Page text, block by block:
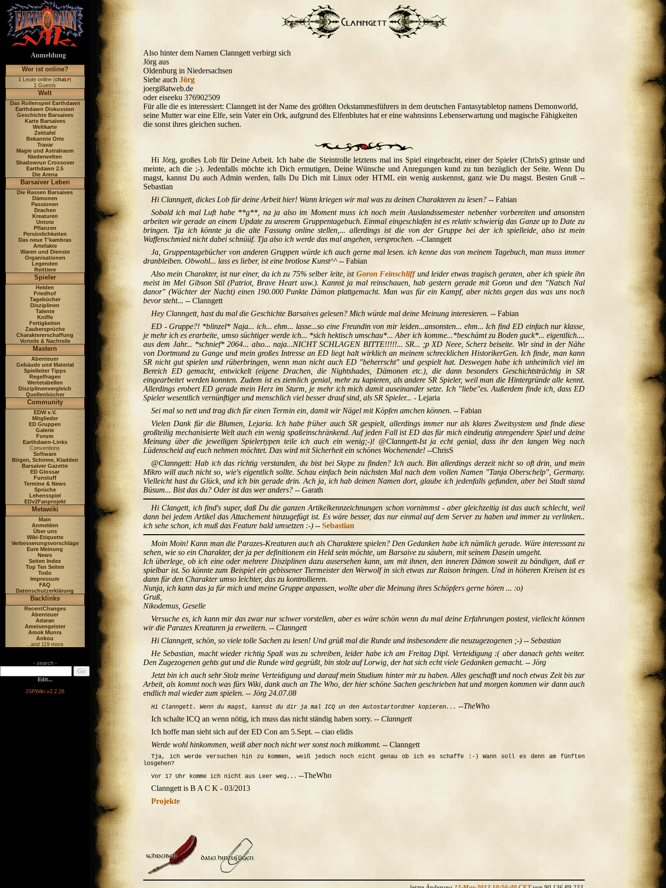
Anmeldung
Wer ist online?
1 Leute online (chat )
1 Guests
Welt
Das Rollenspiel Earthdawn
Earthdawn Diskussion
Geschichte Barsaives
Karte Barsaives
Weltkarte
Zeittafel
Bekannte Orte
Travar
Magie und Astralraum
Niederwelten
Shadowrun Crossover
Earthdawn 2.5
Die Arena
Barsaiver Leben
Die Rassen Barsaives
Dämonen
Passionen
Drachen
Kreaturen
Untote
Pflanzen
Persönlichkeiten
Das neue T'kambras
Artefakte
Waren und Dienste
Organisationen
Legenden
Reittiere
Spieler
Helden
Friedhof
Tagebücher
Disziplinen
Talente
Kniffe
Fertigkeiten
Zaubersprüche
Charaktererschaffung
Vorteile & Nachteile
Mastern
Abenteuer
Gebäude und Material
Spielleiter Tipps
Regelfragen
Wertetabellen
Disziplinenvergleich
Quellenbücher
Community
EDW e.V.
Mitglieder
ED Gruppen
Galerie
Forum
Earthdawn-Links
Conventions
Software
Bögen, Schirme, Kladden
Barsaiver Gazette
ED Glossar
Funstuff
Termine & News
Sprüche
Lehensspiel
EDv2Fanprojekt
Metawiki
Main
Anmelden
Über uns
Wiki-Etiquette
Verbesserungsvorschläge
Eure Meinung
News
Seiten Index
Top Ten Seiten
Todo
Impressum
FAQ
Datenschutzerklärung
Backlinks
RecentChanges
Abenteuer
Adaran
Ameisengeister
Amok Munra
Ankou
...and 119 more
- search -
Edit...
JSPWiki v2.2.28
Also hinter dem Namen Clanngett verbirgt sich
Jörg aus
Oldenburg in Niedersachsen
Siehe auch Jörg
joergi8atweb.de
oder eiseeku 376902509
Für alle die es interessiert: Clanngett ist der Name des größten Orkstammesführers in dem deutschen Fantasytabletop namens Demonworld,
seine Mutter war eine Elfe, sein Vater ein Ork, aufgrund des Elfenblutes hat er eine wahnsinns Lebenserwartung und magische Fähigkeiten
die sonst ihres gleichen suchen.
Hi Jörg, großes Lob für Deine Arbeit. Ich habe die Steintrolle letztens mal ins Spiel eingebracht, einer der Spieler (ChrisS) grinste und
meinte, ach die ;-). Jedenfalls möchte ich Dich ermutigen, Deine Wünsche und Anregungen kund zu tun bezüglich der Seite. Wenn Du
magst, kannst Du auch Admin werden, falls Du Dich mit Linux oder HTML ein wenig auskennst, ganz wie Du magst. Besten Gruß --
Sebastian
Hi Clanngett, dickes Lob für deine Arbeit hier! Wann kriegen wir mal was zu deinen Charakteren zu lesen? -- Fabian
Sobald ich mal Luft habe **g**, na ja also im Moment muss ich noch mein Auslandssemester nebenher vorbereiten und ansonsten
arbeiten wir gerade an einem Update zu unserem Gruppentagebuch. Einmal eingeschlafen ist es relativ schwierig das Ganze up to Date zu
bringen. Tja ich könnte ja die alte Fassung online stellen,... allerdings ist die von der Gruppe bei der ich spielleide, also ist mein
Waffenschmied nicht dabei schnüüf. Tja also ich werde das mal angehen, versprochen. --Clanngett
Ja, Gruppentagebücher von anderen Gruppen würde ich auch gerne mal lesen. ich kenne das von meinem Tagebuch, man muss immer
dranbleiben. Obwohl... lass es lieber, ist eine brotlose Kunst^^-- Fabian
Also mein Charakter, ist nur einer, da ich zu 75% selber leite, ist Goron Feinschliffund leider etwas tragisch geraten, aber ich spiele ihn
meist im Mel Gibson Stil (Patriot, Brave Heart usw.). Kannst ja mal reinschauen, hab gestern gerade mit Goron und den "Natsch Nal
danor" (Wächter der Nacht) einen 190.000 Punkte Dämon plattgemacht. Man was für ein Kampf, aber nichts gegen das was uns noch
bevor steht... -- Clanngett
Hey Clanngett, hast du mal die Geschichte Barsaives gelesen? Mich würde mal deine Meinung interesieren. -- Fabian
ED - Gruppe?! *blinzel* Naja... ich... ehm... lasse...so eine Freundin von mir leiden...ansonsten... ehm... Ich find ED einfach nur klasse,
je mehr ich es erarbeite, umso süchtiger werde ich... *sich hektisch umschau*... Aber ich komme...*beschämt zu Boden guck*... eigentlich....
aus dem Jahr... *schnief* 2064... also... naja...NICHT SCHLAGEN BITTE!!!!!... SR... ;p XD Neee, Scherz beiseite. Wir sind in der Nähe
von Dortmund zu Gange und mein großes Intresse an ED liegt halt wirklich an meinem schrecklichen HistorikerGen. Ich finde, man kann
SR nicht gut spielen und rüberbringen, wenn man nicht auch ED "beherrscht" und gespielt hat. Deswegen habe ich unheimlich viel im
Bereich ED gemacht, entwickelt (eigene Drachen, die Nightshades, Dämonen etc.), die dann besonders Geschichtsträchtig in SR
eingearbeitet werden konnten. Zudem ist es ziemlich genial, mehr zu kapieren, als andere SR Spieler, weil man die Hintergründe alle kennt.
Allerdings erobert ED gerade mein Herz im Sturm, je mehr ich mich damit auseinander setze. Ich "liebe"es. Außerdem finde ich, dass ED
Spieler wesentlich vernünftiger und menschlich viel besser drauf sind, als SR Spieler... - Lejaria
Sei mal so nett und trag dich für einen Termin ein, damit wir Nägel mit Köpfen amchen können. -- Fabian
Vielen Dank für die Blumen, Lejaria. Ich habe früher auch SR gespielt, allerdings immer nur als klares Zweitsystem und finde diese
großteilig mechanisierte Welt auch ein wenig spaßeinschränkend. Auf jeden Fall ist ED das für mich eindeutig anregendere Spiel und deine
Meinung über die jeweiligen Spielertypen teile ich auch ein wenig;-)! @Clanngett-Ist ja echt genial, dass ihr den langen Weg nach
Lüdenscheid auf euch nehmen möchtet. Das wird mit Sicherheit ein schönes Wochenende! --ChrisS
@Clanngett: Hab ich das richtig verstanden, du bist bei Skype zu finden? Ich auch. Bin allerdings derzeit nicht so oft drin, und mein
Mikro will auch nicht so, wie's eigentlich sollte. Schau einfach bein nächsten Mal nach dem vollen Namen "Tanja Oberschelp", Germany.
Vielleicht hast du Glück, und ich bin gerade drin. Ach ja, ich hab deinen Namen dort, glaube ich jedenfalls gefunden, aber bei Stadt stand
Büsum... Bist das du? Oder ist das wer anders? -- Garath
Hi Clangett, ich find's super, daß Du die ganzen Artikelkennzeichnungen schon vornimmst - aber gleichzeitig ist das auch schlecht, weil
dann bei jedem Artikel das Attachement hinzugefügt ist. Es wäre besser, das nur einmal auf dem Server zu haben und immer zu verlinken..
ich sehe schon, ich muß das Feature bald umsetzen :-) -- Sebastian
Moin Moin! Kann man die Parazes-Kreaturen auch als Charaktere spielen? Den Gedanken habe ich nämlich gerade. Wäre interessant zu
sehen, wie so ein Charakter, der ja per definitionem ein Held sein möchte, um Barsaive zu säubern, mit seinem Dasein umgeht.
Ich überlege, ob ich eine oder mehrere Disziplinen dazu ausersehen kann, um mit ihnen, den inneren Dämon soweit zu bändigen, daß er
spielbar ist. So könnte zum Beispiel ein gebissener Tiermeister den Werwolf in sich etwas zur Raison bringen. Und in höheren Kreisen ist es
dann für den Charakter umso leichter, das zu kontrollieren.
Nunja, ich kann das ja für mich und meine Gruppe anpassen, wollte aber die Meinung ihres Schöpfers gerne hören ... :o)
Gruß,
Nikodemus, Geselle
Versuche es, ich kann mir das zwar nur schwer vorstellen, aber es wäre schön wenn du mal deine Erfahrungen postest, vielleicht können
wir die Parazes Kreaturen ja erweitern. -- Clanngett
Hi Clanngett, schön, so viele tolle Sachen zu lesen! Und grüß mal die Runde und insbesondere die neuzugezogenen ;-) -- Sebastian
He Sebastian, macht wieder richtig Spaß was zu schreiben, leider habe ich am Freitag Dipl. Verteidigung :( aber danach gehts weiter.
Den Zugezogenen gehts gut und die Runde wird gegrüßt, bin stolz auf Lorwig, der hat sich echt viele Gedanken gemacht. -- Jörg
Jetzt bin ich auch sehr Stolz meine Verteidigung und darauf mein Studium hinter mir zu haben. Alles geschafft und noch etwas Zeit bis zur
Arbeit, als kommt noch was fürs Wiki, dank auch an The Who, der hier schöne Sachen geschrieben hat und morgen kommen wir dann auch
endlich mal wieder zum spielen. -- Jörg 24.07.08
Hi Clanngett. Wenn du magst, kannst du dir ja mal ICQ un den Autostartordner kopieren... --TheWho
Ich schalte ICQ an wenn nötig, ich muss das nicht ständig haben sorry. -- Clanngett
Ich hoffe man sieht sich auf der ED Con am 5.Sept. -- ciao elidis
Werde wohl hinkommen, weiß aber noch nicht wer sonst noch mitkommt. -- Clanngett
Tja, ich werde versuchen hin zu kommen, weiß jedoch noch nicht genau ob ich es schaffe :-) Wann soll es denn am fünften
losgehen?
Vor 17 Uhr komme ich nicht aus Leer weg... --TheWho
Clanngett is B A C K - 03/2013
Projekte